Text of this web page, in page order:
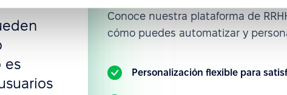
es
Conoce nuestra plataforma de
cómo puedes automatizar y
Personalización flexible para